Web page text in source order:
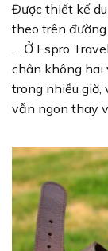
Được thiết kế
theo trên đường
… Ở Espro
chân không hai
trong nhiều giờ,
vẫn ngon thay